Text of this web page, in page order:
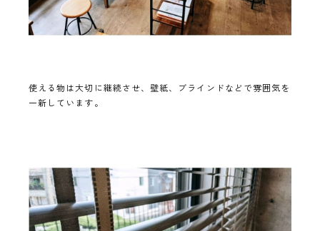
使える物は大切に継続させ、壁紙、ブラインドなどで雰囲気を
一新しています。